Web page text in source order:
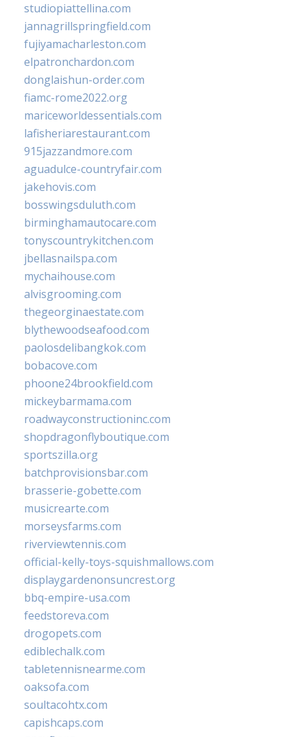
studiopiattellina.com
jannagrillspringfield.com
fujiyamacharleston.com
elpatronchardon.com
donglaishun-order.com
fiamc-rome2022.org
mariceworldessentials.com
lafisheriarestaurant.com
915jazzandmore.com
aguadulce-countryfair.com
jakehovis.com
bosswingsduluth.com
birminghamautocare.com
tonyscountrykitchen.com
jbellasnailspa.com
mychaihouse.com
alvisgrooming.com
thegeorginaestate.com
blythewoodseafood.com
paolosdelibangkok.com
bobacove.com
phoone24brookfield.com
mickeybarmama.com
roadwayconstructioninc.com
shopdragonflyboutique.com
sportszilla.org
batchprovisionsbar.com
brasserie-gobette.com
musicrearte.com
morseysfarms.com
riverviewtennis.com
official-kelly-toys-squishmallows.com
displaygardenonsuncrest.org
bbq-empire-usa.com
feedstoreva.com
drogopets.com
ediblechalk.com
tabletennisnearme.com
oaksofa.com
soultacohtx.com
capishcaps.com